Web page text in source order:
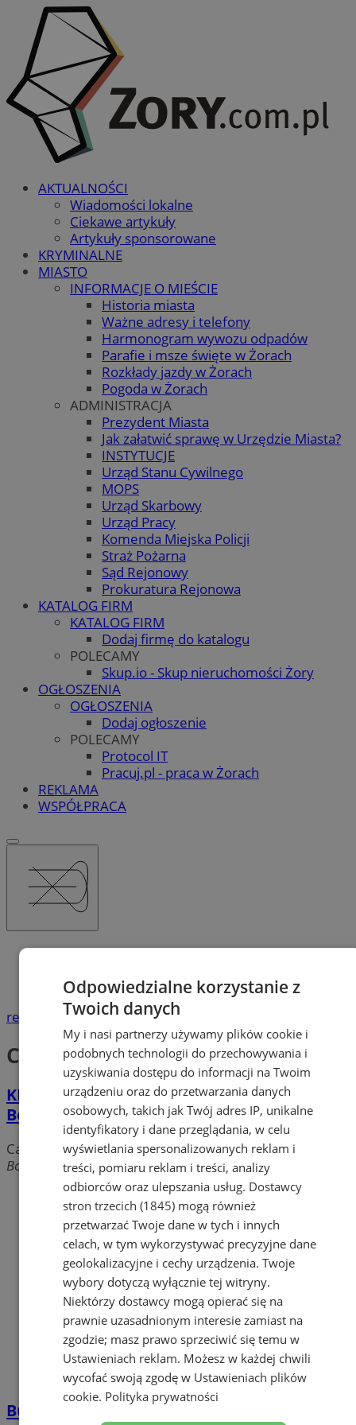
AKTUALNOŚCI
Wiadomości lokalne
Ciekawe artykuły
Artykuły sponsorowane
KRYMINALNE
MIASTO
INFORMACJE O MIEŚCIE
Historia miasta
Ważne adresy i telefony
Harmonogram wywozu odpadów
Parafie i msze święte w Żorach
Rozkłady jazdy w Żorach
Pogoda w Żorach
ADMINISTRACJA
Prezydent Miasta
Jak załatwić sprawę w Urzędzie Miasta?
INSTYTUCJE
Urząd Stanu Cywilnego
MOPS
Urząd Skarbowy
Urząd Pracy
Komenda Miejska Policji
Straż Pożarna
Sąd Rejonowy
Prokuratura Rejonowa
KATALOG FIRM
KATALOG FIRM
Dodaj firmę do katalogu
POLECAMY
Skup.io - Skup nieruchomości Żory
OGŁOSZENIA
OGŁOSZENIA
Dodaj ogłoszenie
POLECAMY
Protocol IT
Pracuj.pl - praca w Żorach
REKLAMA
WSPÓŁPRACA
Katalog firm
Catering
reklama
Catering
KLIMAT Restauracja - Sala Bankietowa
Boryńska
Catering
Boryńska, 44-240 Żory
Bułeczka
Odpowiedzialne korzystanie z
Twoich danych
My i nasi partnerzy używamy plików cookie i
podobnych technologii do przechowywania i
uzyskiwania dostępu do informacji na Twoim
urządzeniu oraz do przetwarzania danych
osobowych, takich jak Twój adres IP, unikalne
identyfikatory i dane przeglądania, w celu
wyświetlania spersonalizowanych reklam i
treści, pomiaru reklam i treści, analizy
odbiorców oraz ulepszania usług. Dostawcy
stron trzecich (1845) mogą również
przetwarzać Twoje dane w tych i innych
celach, w tym wykorzystywać precyzyjne dane
geolokalizacyjne i cechy urządzenia. Twoje
wybory dotyczą wyłącznie tej witryny.
Niektórzy dostawcy mogą opierać się na
prawnie uzasadnionym interesie zamiast na
zgodzie; masz prawo sprzeciwić się temu w
Ustawieniach reklam. Możesz w każdej chwili
wycofać swoją zgodę w Ustawieniach plików
cookie. Polityka prywatności